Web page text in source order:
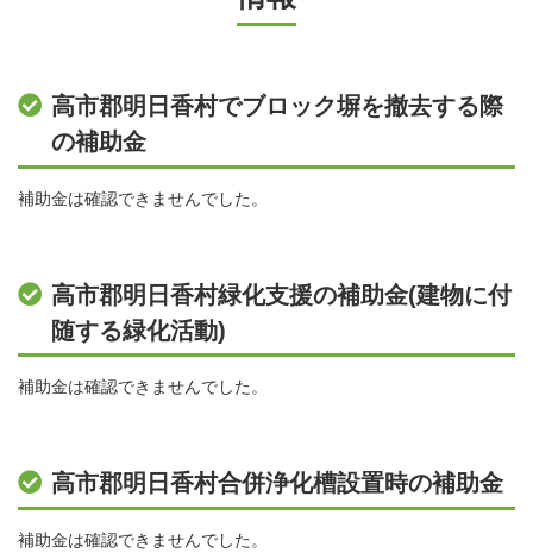
高市郡明日香村でブロック塀を撤去する際
の補助金
補助金は確認できませんでした。
高市郡明日香村緑化支援の補助金(建物に付
随する緑化活動)
補助金は確認できませんでした。
高市郡明日香村合併浄化槽設置時の補助金
補助金は確認できませんでした。